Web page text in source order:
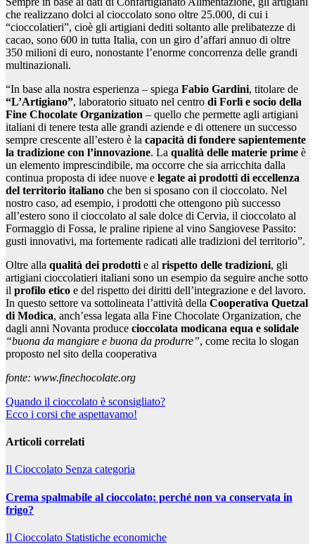
che realizzano dolci al cioccolato sono oltre 25.000, di cui i
“cioccolatieri”, cioè gli artigiani dediti soltanto alle prelibatezze di
cacao, sono 600 in tutta Italia, con un giro d’affari annuo di oltre
350 milioni di euro, nonostante l’enorme concorrenza delle grandi
multinazionali.
“In base alla nostra esperienza – spiega Fabio Gardini, titolare de
“L’Artigiano”, laboratorio situato nel centro di Forlì e socio della
Fine Chocolate Organization – quello che permette agli artigiani
italiani di tenere testa alle grandi aziende e di ottenere un successo
sempre crescente all’estero è la capacità di fondere sapientemente
la tradizione con l’innovazione. La qualità delle materie prime è
un elemento imprescindibile, ma occorre che sia arricchita dalla
continua proposta di idee nuove e legate ai prodotti di eccellenza
del territorio italiano che ben si sposano con il cioccolato. Nel
nostro caso, ad esempio, i prodotti che ottengono più successo
all’estero sono il cioccolato al sale dolce di Cervia, il cioccolato al
Formaggio di Fossa, le praline ripiene al vino Sangiovese Passito:
gusti innovativi, ma fortemente radicati alle tradizioni del territorio”.
Oltre alla qualità dei prodotti e al rispetto delle tradizioni, gli
artigiani cioccolatieri italiani sono un esempio da seguire anche sotto
il profilo etico e del rispetto dei diritti dell’integrazione e del lavoro.
In questo settore va sottolineata l’attività della Cooperativa Quetzal
di Modica, anch’essa legata alla Fine Chocolate Organization, che
dagli anni Novanta produce cioccolata modicana equa e solidale
“buona da mangiare e buona da produrre”, come recita lo slogan
proposto nel sito della cooperativa
fonte: www.finechocolate.org
Navigazione
articoli
Quando il cioccolato è sconsigliato?
Ecco i corsi che aspettavamo!
Articoli correlati
Il Cioccolato Senza categoria
Crema spalmabile al cioccolato: perché non va conservata in
frigo?
Il Cioccolato Statistiche economiche